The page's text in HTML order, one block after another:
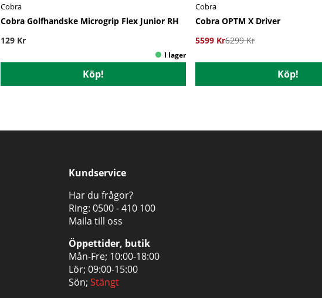
Cobra
Cobra Golfhandske Microgrip Flex Junior RH
129 Kr
Köp!
Cobra
Cobra OPTM X Driver
5599 Kr6299 Kr
Köp!
Kundservice
Har du frågor?
Ring: 0500 - 410 100
Maila till oss
Öppettider, butik
Mån-Fre; 10:00-18:00
Lör; 09:00-15:00
Sön; Stängt